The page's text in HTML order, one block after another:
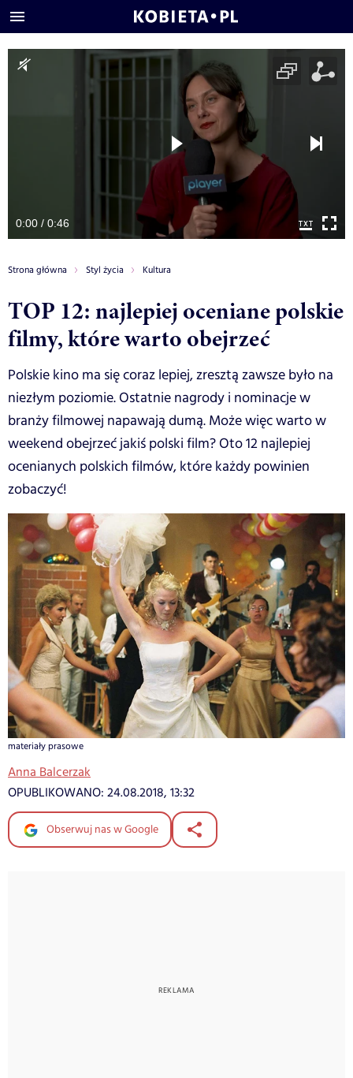
0:00 / 0:46
Strona główna Styl życia Kultura
TOP 12: najlepiej oceniane polskie
filmy, które warto obejrzeć
Polskie kino ma się coraz lepiej, zresztą zawsze było na
niezłym poziomie. Ostatnie nagrody i nominacje w
branży filmowej napawają dumą. Może więc warto w
weekend obejrzeć jakiś polski film? Oto 12 najlepiej
ocenianych polskich filmów, które każdy powinien
zobaczyć!
materiały prasowe
Anna Balcerzak
OPUBLIKOWANO: 24.08.2018, 13:32
Obserwuj nas w Google